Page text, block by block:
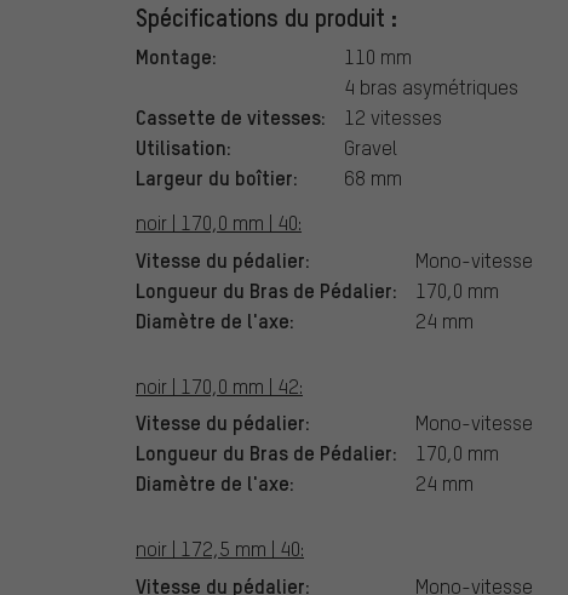
Spécifications du produit :
Montage:
110 mm
4 bras asymétriques
Cassette de vitesses: 12 vitesses
Utilisation: Gravel
Largeur du boîtier:
68 mm
noir | 170,0 mm | 40:
Vitesse du pédalier: Mono-vitesse
Longueur du Bras de Pédalier: 170,0 mm
Diamètre de l'axe: 24 mm
noir | 170,0 mm | 42:
Vitesse du pédalier: Mono-vitesse
Longueur du Bras de Pédalier: 170,0 mm
Diamètre de l'axe: 24 mm
noir | 172,5 mm | 40:
Vitesse du pédalier: Mono-vitesse